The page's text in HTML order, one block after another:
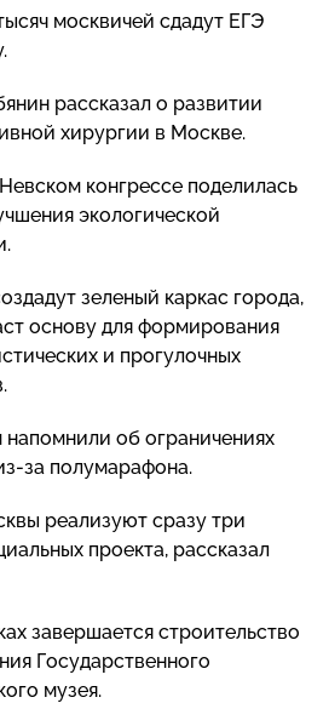
москвичей сдадут ЕГЭ
рассказал о развитии
хирургии в Москве.
конгрессе поделилась
экологической
зеленый каркас города,
основу для формирования
и прогулочных
об ограничениях
за полумарафона.
реализуют сразу три
проекта, рассказал
завершается строительство
Государственного
музея.